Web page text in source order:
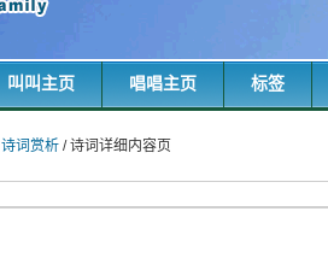
叫叫主页 唱唱主页 标签
诗词赏析 / 诗词详细内容页